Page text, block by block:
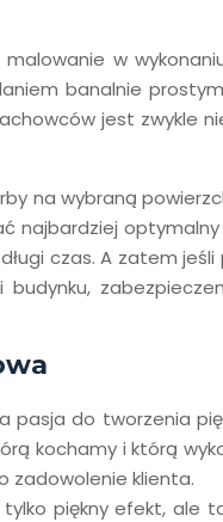
w
banalnie
jest zwykle
na wybraną
najbardziej
czas. A zatem
pasja do tworzenia
kochamy i którą
zadowolenie klienta.
piękny efekt, ale